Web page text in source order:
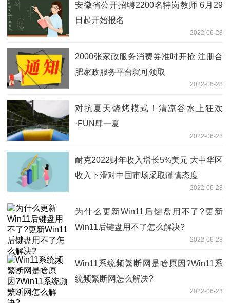
安徽省公开招聘2200名特岗教师 6月29
日起开始报名
2022-06-28
2000张家政服务消费券准时开抢 注册合
肥家政服务平台就可领取
2022-06-28
对抗夏天烧烤模式！清凉谷水上狂欢
·FUN肆一夏
2022-06-28
耐克2022财年收入增长5%美元 大中华区
收入下滑对中国市场采取谨慎态度
2022-06-28
为什么更新Win11后键盘用不了?更新
Win11后键盘用不了怎么解决?
2022-06-28
Win11系统频繁断网是啥原因?Win11系
统频繁断网怎么解决?
2022-06-28